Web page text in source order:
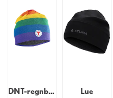
DNT-regnbuelue Lue